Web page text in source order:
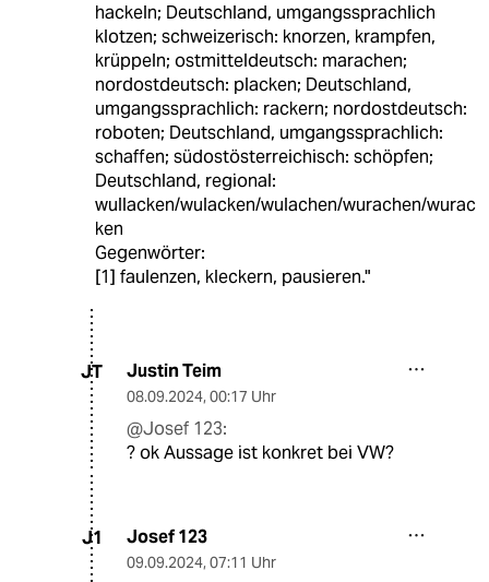
hackeln; Deutschland, umgangssprachlich
klotzen; schweizerisch: knorzen, krampfen,
krüppeln; ostmitteldeutsch: marachen;
nordostdeutsch: placken; Deutschland,
umgangssprachlich: rackern; nordostdeutsch:
roboten; Deutschland, umgangssprachlich:
schaffen; südostösterreichisch: schöpfen;
Deutschland, regional:
wullacken/wulacken/wulachen/wurachen/wurac
ken
Gegenwörter:
[1] faulenzen, kleckern, pausieren."
JT Justin Teim
08.09.2024, 00:17 Uhr
@Josef 123:
? ok Aussage ist konkret bei VW?
J1 Josef 123
09.09.2024, 07:11 Uhr